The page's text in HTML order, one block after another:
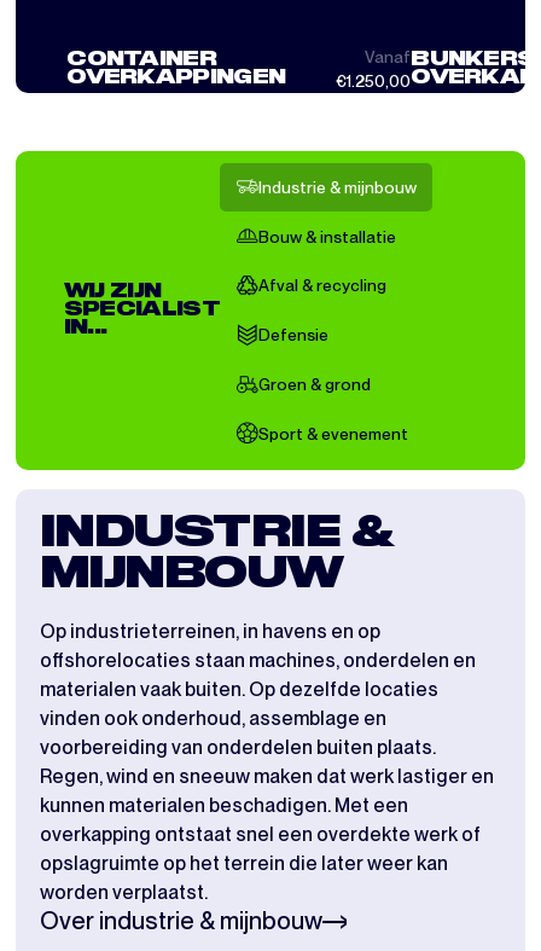
CONTAINER
OVERKAPPINGEN
Vanaf
€1.250,00
WIJ ZIJN
SPECIALIST
IN...
Industrie & mijnbouw
Bouw & installatie
Afval & recycling
Defensie
Groen & grond
Sport & evenement
INDUSTRIE &
MIJNBOUW
Op industrieterreinen, in havens en op
offshorelocaties staan machines, onderdelen en
materialen vaak buiten. Op dezelfde locaties
vinden ook onderhoud, assemblage en
voorbereiding van onderdelen buiten plaats.
Regen, wind en sneeuw maken dat werk lastiger en
kunnen materialen beschadigen. Met een
overkapping ontstaat snel een overdekte werk of
opslagruimte op het terrein die later weer kan
worden verplaatst.
Over industrie & mijnbouw